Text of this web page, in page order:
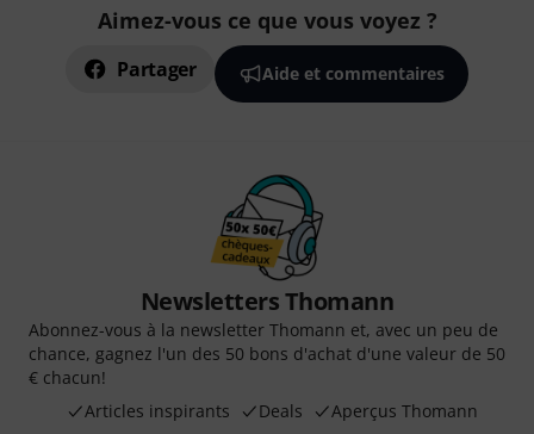
Aimez-vous ce que vous voyez ?
Partager Aide et commentaires
Newsletters Thomann
Abonnez-vous à la newsletter Thomann et, avec un peu de
chance, gagnez l'un des 50 bons d'achat d'une valeur de 50
€ chacun!
Articles inspirants
Deals Aperçus Thomann